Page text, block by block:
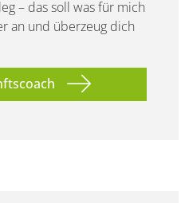
– das soll was für mich
an und überzeug dich